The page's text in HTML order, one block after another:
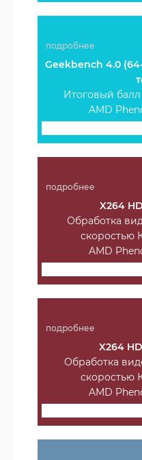
подробнее
Geekbench 4.0
Итоговый
AMD
подробнее
X264
Обработка
скоростью
AMD
подробнее
X264
Обработка
скоростью
AMD